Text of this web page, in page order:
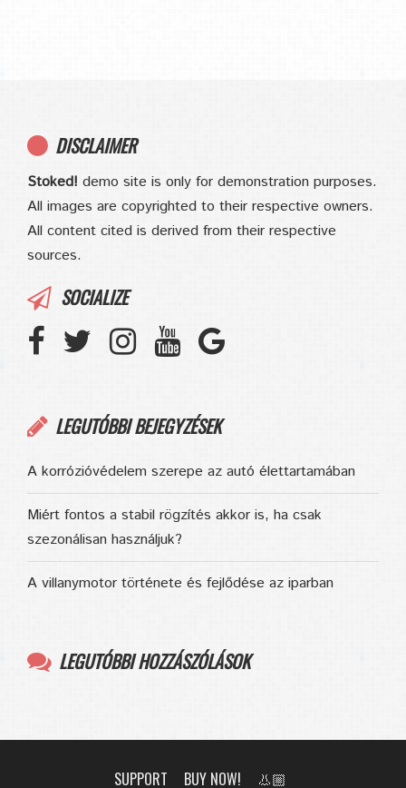
DISCLAIMER
Stoked! demo site is only for demonstration purposes.
All images are copyrighted to their respective owners.
All content cited is derived from their respective
sources.
SOCIALIZE
LEGUTÓBBI BEJEGYZÉSEK
A korrózióvédelem szerepe az autó élettartamában
Miért fontos a stabil rögzítés akkor is, ha csak
szezonálisan használjuk?
A villanymotor története és fejlődése az iparban
LEGUTÓBBI HOZZÁSZÓLÁSOK
SUPPORT BUY NOW! 👃🏼